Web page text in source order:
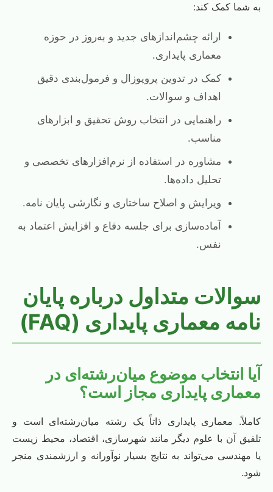
به شما کمک کند:
ارائه چشم‌اندازهای جدید و به‌روز در حوزه
معماری پایداری.
کمک در تدوین پروپوزال و فرمول‌بندی دقیق
اهداف و سوالات.
راهنمایی در انتخاب روش تحقیق و ابزارهای
مناسب.
مشاوره در استفاده از نرم‌افزارهای تخصصی و
تحلیل داده‌ها.
ویرایش و اصلاح ساختاری و نگارشی پایان نامه.
آماده‌سازی برای جلسه دفاع و افزایش اعتماد به
نفس.
سوالات متداول درباره پایان
نامه معماری پایداری (FAQ)
آیا انتخاب موضوع میان‌رشته‌ای در
معماری پایداری مجاز است؟
کاملاً. معماری پایداری ذاتاً یک رشته میان‌رشته‌ای است و
تلفیق آن با علوم دیگر مانند شهرسازی، اقتصاد، محیط زیست
یا مهندسی می‌تواند به نتایج بسیار نوآورانه و ارزشمندی منجر
شود.